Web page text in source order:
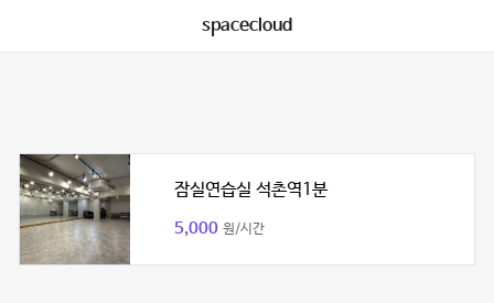
spacecloud
잠실연습실 석촌역1분
5,000 원/시간